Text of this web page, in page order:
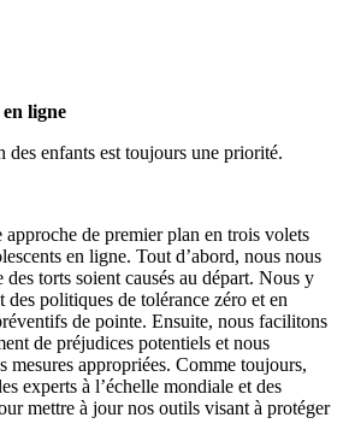
ligne
des enfants est toujours une priorité.
de premier plan en trois volets
en ligne. Tout d’abord, nous nous
torts soient causés au départ. Nous y
des politiques de tolérance zéro et en
de pointe. Ensuite, nous facilitons
de préjudices potentiels et nous
mesures appropriées. Comme toujours,
experts à l’échelle mondiale et des
mettre à jour nos outils visant à protéger